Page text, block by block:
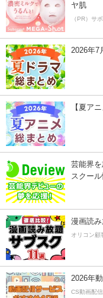
ヤ肌
（PR）サ
2026年7
【夏ア
芸能界
スクー
漫画読み
オリコン顧
2026年
CS動画配